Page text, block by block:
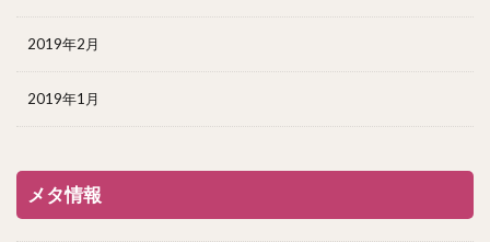
2019年2月
2019年1月
メタ情報